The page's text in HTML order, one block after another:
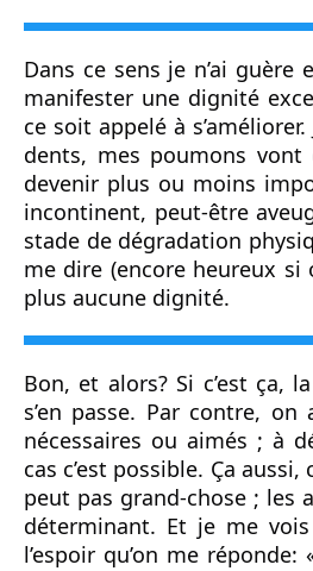
Dans ce sens je n’ai
manifester une dignité
ce soit appelé à
dents, mes poumons vont
devenir plus ou moins
incontinent, peut-être
stade de dégradation
me dire (encore heureux si
plus aucune dignité.
Bon, et alors? Si c’est ça,
s’en passe. Par contre,
nécessaires ou aimés ; à
cas c’est possible. Ça
peut pas grand-chose ;
déterminant. Et je me
l’espoir qu’on me